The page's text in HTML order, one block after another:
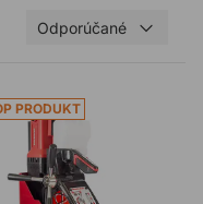
Odporúčané
MAG42vŕtačka